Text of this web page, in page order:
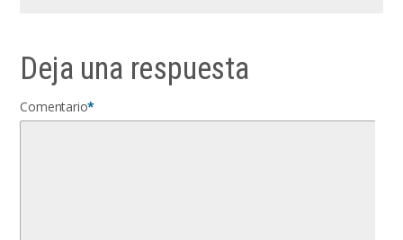
Deja una respuesta
Comentario*